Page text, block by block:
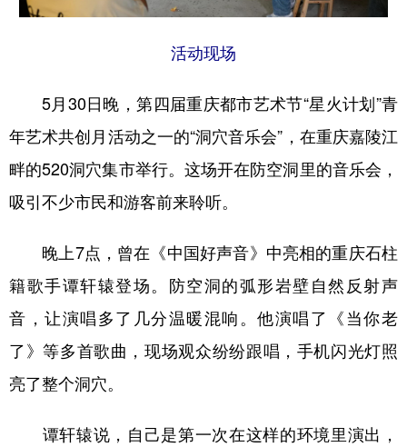
活动现场
5月30日晚，第四届重庆都市艺术节“星火计划”青
年艺术共创月活动之一的“洞穴音乐会”，在重庆嘉陵江
畔的520洞穴集市举行。这场开在防空洞里的音乐会，
吸引不少市民和游客前来聆听。
晚上7点，曾在《中国好声音》中亮相的重庆石柱
籍歌手谭轩辕登场。防空洞的弧形岩壁自然反射声
音，让演唱多了几分温暖混响。他演唱了《当你老
了》等多首歌曲，现场观众纷纷跟唱，手机闪光灯照
亮了整个洞穴。
谭轩辕说，自己是第一次在这样的环境里演出，